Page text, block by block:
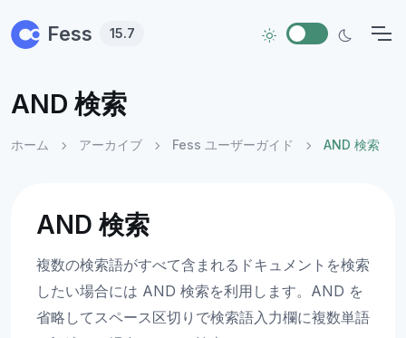
Fess 15.7
AND 検索
ホーム アーカイブ Fess ユーザーガイド AND 検索
AND 検索
複数の検索語がすべて含まれるドキュメントを検索
したい場合には AND 検索を利用します。AND を
省略してスペース区切りで検索語入力欄に複数単語